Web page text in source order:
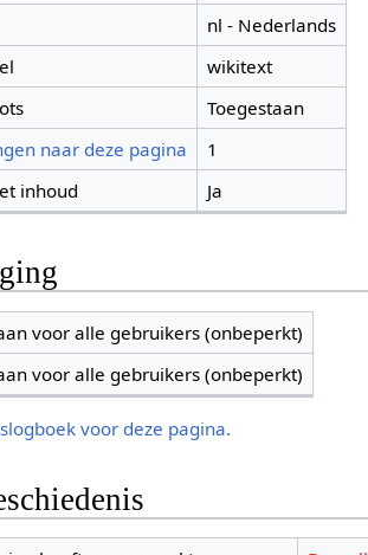
nl - Nederlands
wikitext
Toegestaan
naar deze pagina
1
inhoud
Ja
voor alle gebruikers (onbeperkt)
voor alle gebruikers (onbeperkt)
voor deze pagina.